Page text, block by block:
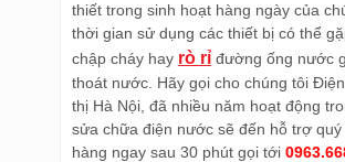
thiết trong sinh hoạt hàng ngày của
thời gian sử dụng các thiết bị có thể
chập cháy hay rò rỉ đường ống nước
thoát nước. Hãy gọi cho chúng tôi
thị Hà Nội, đã nhiều năm hoạt động
sửa chữa điện nước sẽ đến hỗ trợ quý
hàng ngay sau 30 phút gọi tới